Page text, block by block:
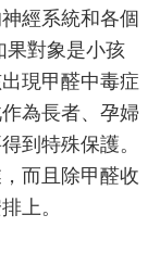
經系統和各個
果對象是小孩
現甲醛中毒症
為長者、孕婦
到特殊保護。
而且除甲醛收
上。